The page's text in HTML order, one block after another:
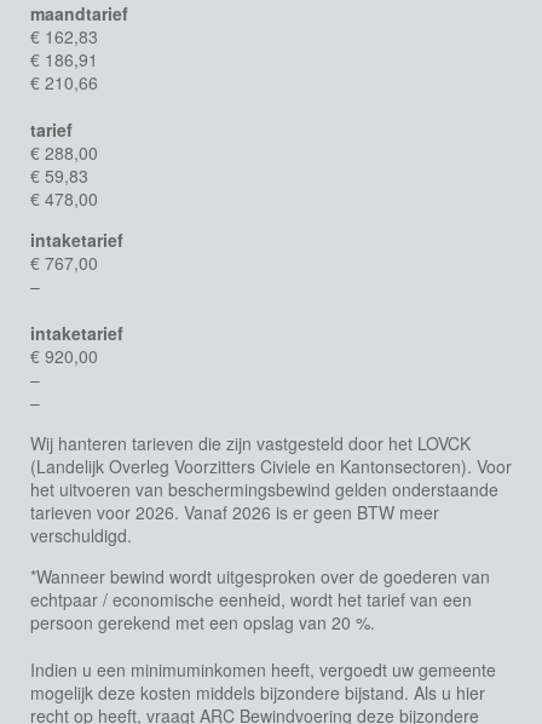
maandtarief
€ 162,83
€ 186,91
€ 210,66
tarief
€ 288,00
€ 59,83
€ 478,00
intaketarief
€ 767,00
–
intaketarief
€ 920,00
–
–
Wij hanteren tarieven die zijn vastgesteld door het LOVCK
(Landelijk Overleg Voorzitters Civiele en Kantonsectoren). Voor
het uitvoeren van beschermingsbewind gelden onderstaande
tarieven voor 2026. Vanaf 2026 is er geen BTW meer
verschuldigd.
*Wanneer bewind wordt uitgesproken over de goederen van
echtpaar / economische eenheid, wordt het tarief van een
persoon gerekend met een opslag van 20 %.
Indien u een minimuminkomen heeft, vergoedt uw gemeente
mogelijk deze kosten middels bijzondere bijstand. Als u hier
recht op heeft, vraagt ARC Bewindvoering deze bijzondere